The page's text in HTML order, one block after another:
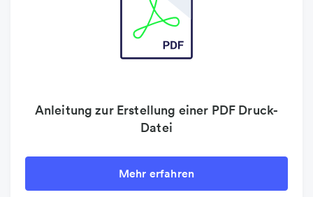
Anleitung zur Erstellung einer PDF Druck-
Datei
Mehr erfahren